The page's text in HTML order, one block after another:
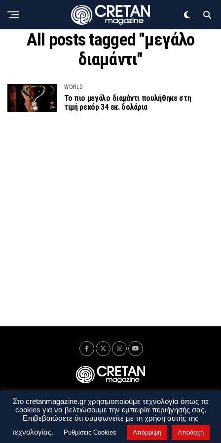
All posts tagged "μεγάλο
διαμάντι"
WORLD
Το πιο μεγάλο διαμάντι πουλήθηκε στη
τιμή ρεκόρ 34 εκ. δολάρια
Ταυτότητα Πολιτική Απορρήτου
Όροι Χρήσης
Όροι και Προϋποθέσεις
Στο cretanmagazine.gr χρησιμοποιούμε τεχνολογία όπως τα
cookies για να βελτιώσουμε την εμπειρία περιήγησής σας.
Επιβεβαιώσετε ότι συμφωνείτε με τη χρήση αυτής της
τεχνολογίας.
Ρυθμίσεις Cookies Απόρριψη Αποδοχή